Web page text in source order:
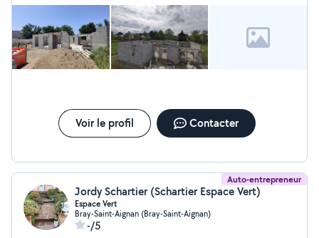
Voir le profil Contacter
Auto-entrepreneur
Jordy Schartier (Schartier Espace Vert)
Espace Vert
Bray-Saint-Aignan (Bray-Saint-Aignan)
-/5